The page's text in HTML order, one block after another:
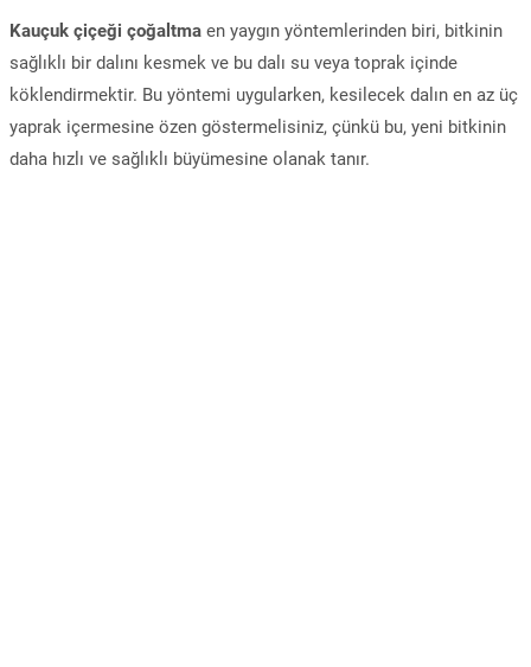
Kauçuk çiçeği çoğaltma en yaygın yöntemlerinden biri, bitkinin
sağlıklı bir dalını kesmek ve bu dalı su veya toprak içinde
köklendirmektir. Bu yöntemi uygularken, kesilecek dalın en az üç
yaprak içermesine özen göstermelisiniz, çünkü bu, yeni bitkinin
daha hızlı ve sağlıklı büyümesine olanak tanır.